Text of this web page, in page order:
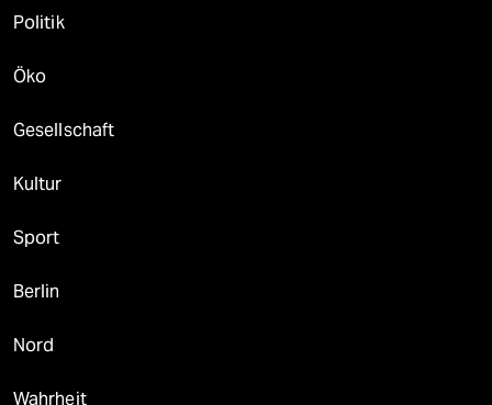
Politik
Öko
Gesellschaft
Kultur
Sport
Berlin
Nord
Wahrheit